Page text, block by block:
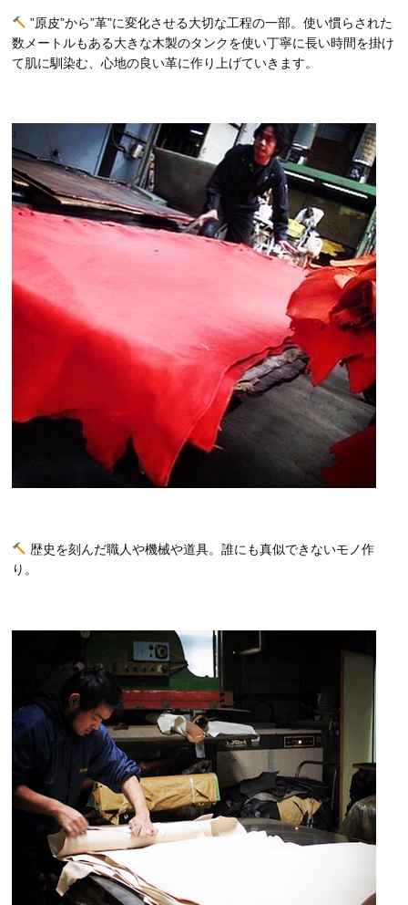
”原皮”から”革”に変化させる大切な工程の一部。使い慣らされた
数メートルもある大きな木製のタンクを使い丁寧に長い時間を掛け
て肌に馴染む、心地の良い革に作り上げていきます。
歴史を刻んだ職人や機械や道具。誰にも真似できないモノ作
り。